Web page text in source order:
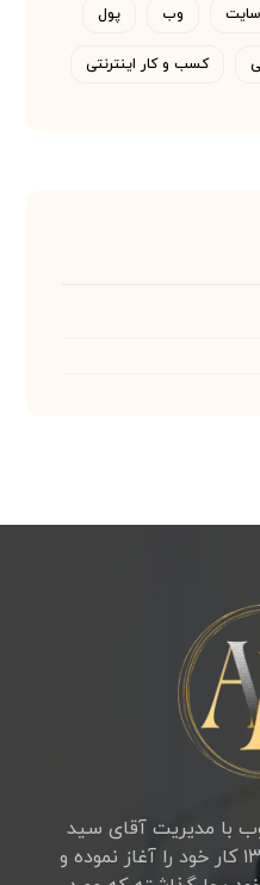
سایت وب پول
کسب و کار اینترنتی
با مدیریت آقای سید
حسین طاهرزاده از سال ۱۳۹۷ کار خود را آغاز نموده و